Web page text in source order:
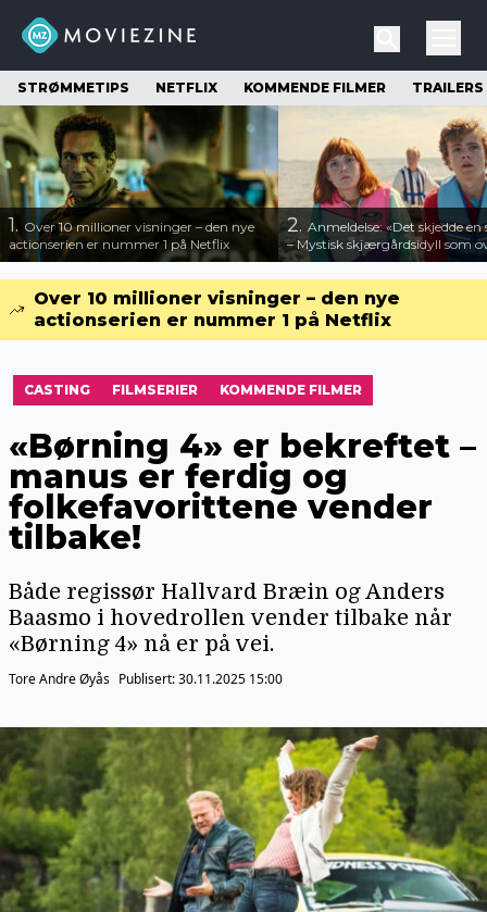
STRØMMETIPS NETFLIX KOMMENDE FILMER TRAILERS
1. Over 10 millioner visninger – den nye
actionserien er nummer 1 på Netflix
2. Anmeldelse: «Det skjedde
– Mystisk skjærgårdsidyll som
Over 10 millioner visninger – den nye
actionserien er nummer 1 på Netflix
CASTING FILMSERIER KOMMENDE FILMER
«Børning 4» er bekreftet –
manus er ferdig og
folkefavorittene vender
tilbake!
Både regissør Hallvard Bræin og Anders
Baasmo i hovedrollen vender tilbake når
«Børning 4» nå er på vei.
Tore Andre Øyås Publisert:30.11.2025 15:00